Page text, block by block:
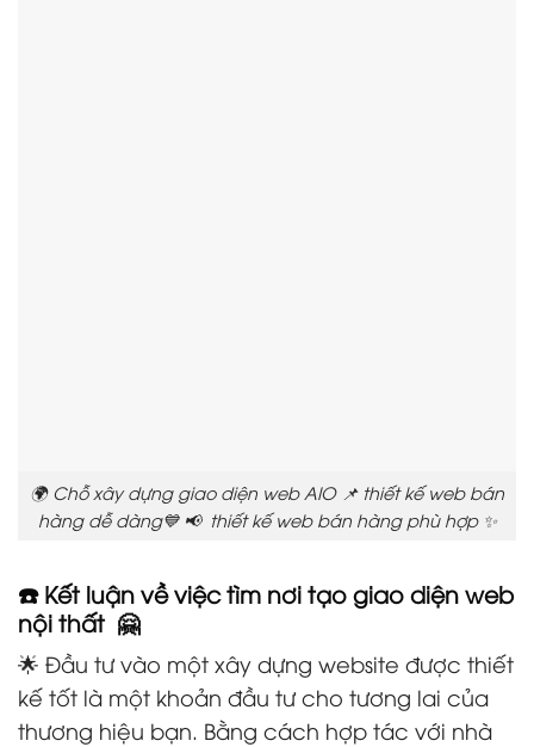
🌍 Chỗ xây dựng giao diện web AIO 📌 thiết kế web bán
hàng dễ dàng💙 📢 thiết kế web bán hàng phù hợp ✨
☎️ Kết luận về việc tìm nơi tạo giao diện web
nội thất 🤗
🌟 Đầu tư vào một xây dựng website được thiết
kế tốt là một khoản đầu tư cho tương lai của
thương hiệu bạn. Bằng cách hợp tác với nhà